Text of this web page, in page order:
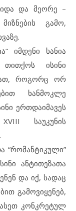
და მეორე –
გამო,
იმდენი ხანია
ისინი
როგორც ორ
ხანმოკლე
ერთდაიმავეს
საუკუნის
“რომანტიკული”
ანტითეზათა
და იქ, სადაც
გამოვიყენებ,
კონკრეტულ